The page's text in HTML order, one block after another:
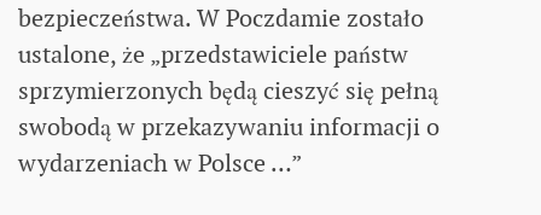
bezpieczeństwa. W Poczdamie zostało
ustalone, że „przedstawiciele państw
sprzymierzonych będą cieszyć się pełną
swobodą w przekazywaniu informacji o
wydarzeniach w Polsce …”